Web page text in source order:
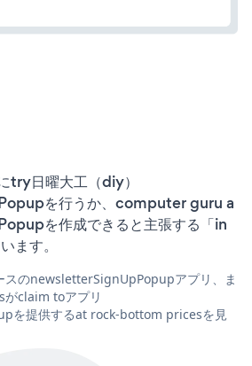
try日曜大工（diy）
を行うか、computer guru a
を作成できると主張する「in
ます。
スのnewsletterSignUpPopupアプリ、ま
claim toアプリ
を提供するat rock-bottom pricesを見